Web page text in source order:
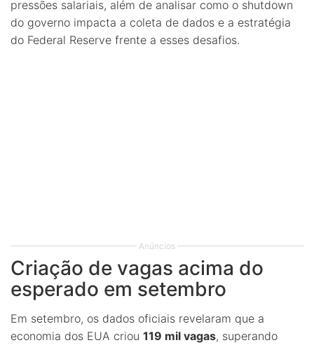
pressões salariais, além de analisar como o shutdown
do governo impacta a coleta de dados e a estratégia
do Federal Reserve frente a esses desafios.
Anúncios
Criação de vagas acima do
esperado em setembro
Em setembro, os dados oficiais revelaram que a
economia dos EUA criou 119 mil vagas, superando